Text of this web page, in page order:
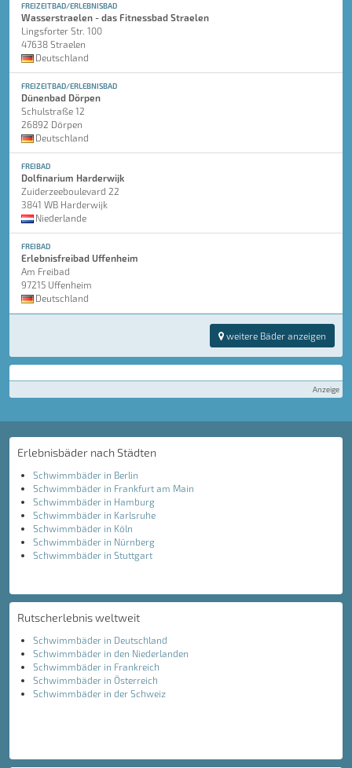
FREIZEITBAD/ERLEBNISBAD
Wasserstraelen - das Fitnessbad Straelen
Lingsforter Str. 100
47638 Straelen
Deutschland
FREIZEITBAD/ERLEBNISBAD
Dünenbad Dörpen
Schulstraße 12
26892 Dörpen
Deutschland
FREIBAD
Dolfinarium Harderwijk
Zuiderzeeboulevard 22
3841 WB Harderwijk
Niederlande
FREIBAD
Erlebnisfreibad Uffenheim
Am Freibad
97215 Uffenheim
Deutschland
weitere Bäder anzeigen
Anzeige
Erlebnisbäder nach Städten
Schwimmbäder in Berlin
Schwimmbäder in Frankfurt am Main
Schwimmbäder in Hamburg
Schwimmbäder in Karlsruhe
Schwimmbäder in Köln
Schwimmbäder in Nürnberg
Schwimmbäder in Stuttgart
Rutscherlebnis weltweit
Schwimmbäder in Deutschland
Schwimmbäder in den Niederlanden
Schwimmbäder in Frankreich
Schwimmbäder in Österreich
Schwimmbäder in der Schweiz